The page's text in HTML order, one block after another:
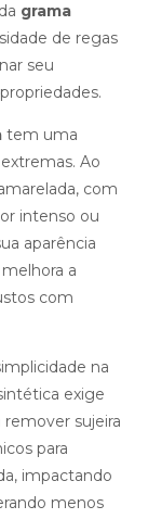
grama
de regas
seu
tem uma
Ao
com
intenso ou
aparência
a
com
na
exige
remover sujeira
para
impactando
menos